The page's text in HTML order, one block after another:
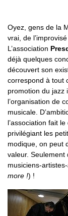
Oyez, gens de la
vrai, de
L’association
déjà quelques
découvert son
correspond à tout
promotion du jazz
l’organisation de
musicale.
l’association fait
privilégiant les
modique, on peut
valeur.
musiciens-
more !) !